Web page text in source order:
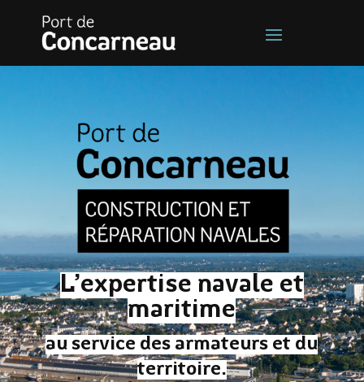
L’expertise navale et
maritime
au service des armateurs et du
territoire.